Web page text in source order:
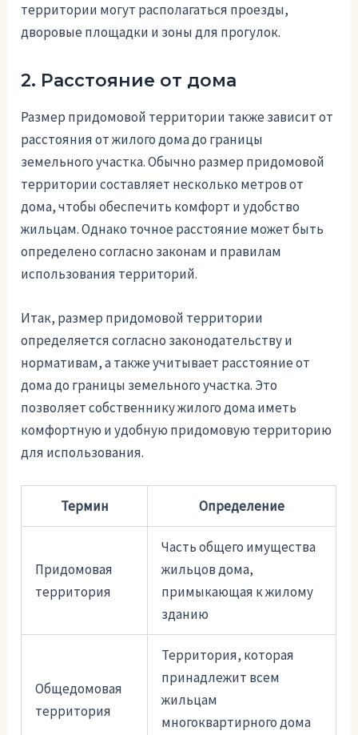
территории могут располагаться проезды,
дворовые площадки и зоны для прогулок.
2. Расстояние от дома
Размер придомовой территории также зависит от
расстояния от жилого дома до границы
земельного участка. Обычно размер придомовой
территории составляет несколько метров от
дома, чтобы обеспечить комфорт и удобство
жильцам. Однако точное расстояние может быть
определено согласно законам и правилам
использования территорий.
Итак, размер придомовой территории
определяется согласно законодательству и
нормативам, а также учитывает расстояние от
дома до границы земельного участка. Это
позволяет собственнику жилого дома иметь
комфортную и удобную придомовую территорию
для использования.
Термин Определение
Придомовая
территория
Часть общего имущества
жильцов дома,
примыкающая к жилому
зданию
Общедомовая
территория
Территория, которая
принадлежит всем
жильцам
многоквартирного дома